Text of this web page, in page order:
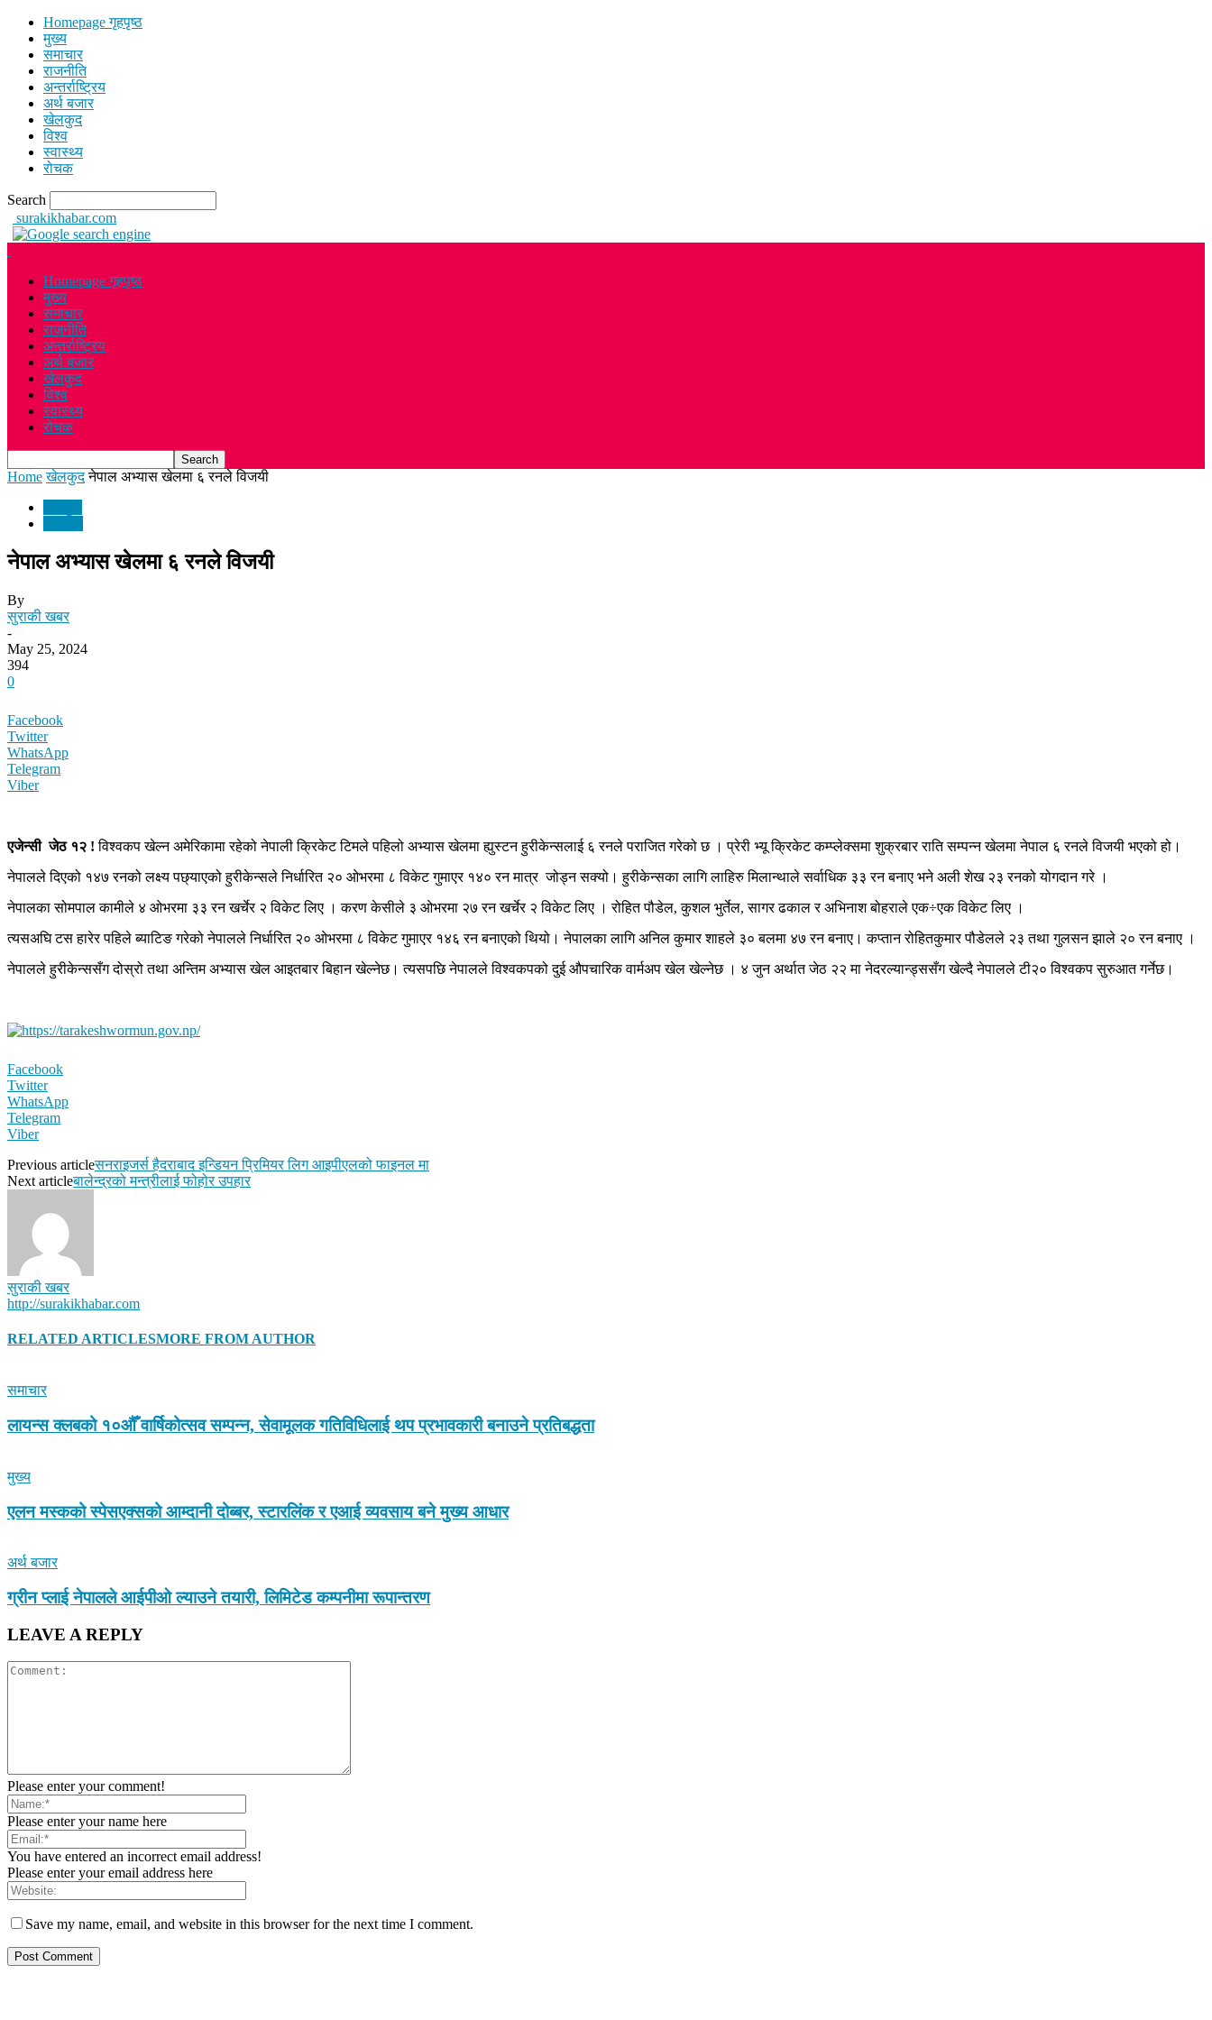
Homepage गृहपृष्ठ
मुख्य
समाचार
राजनीति
अन्तर्राष्ट्रिय
अर्थ बजार
खेलकुद
विश्व
स्वास्थ्य
रोचक
Search
surakikhabar.com
Homepage गृहपृष्ठ
मुख्य
समाचार
राजनीति
अन्तर्राष्ट्रिय
अर्थ बजार
खेलकुद
विश्व
स्वास्थ्य
रोचक
Home खेलकुद नेपाल अभ्यास खेलमा ६ रनले विजयी
नेपाल अभ्यास खेलमा ६ रनले विजयी
By
सुराकी खबर
-
May 25, 2024
394
0
Facebook
Twitter
WhatsApp
Telegram
Viber
एजेन्सी जेठ १२ ! विश्वकप खेल्न अमेरिकामा रहेको नेपाली क्रिकेट टिमले पहिलो अभ्यास खेलमा ह्युस्टन हुरीकेन्सलाई ६ रनले पराजित गरेको छ । प्रेरी भ्यू क्रिकेट कम्प्लेक्समा शुक्रबार राति सम्पन्न खेलमा नेपाल ६ रनले विजयी भएको हो।
नेपालले दिएको १४७ रनको लक्ष्य पछ्याएको हुरीकेन्सले निर्धारित २० ओभरमा ८ विकेट गुमाएर १४० रन मात्र जोड्न सक्यो। हुरीकेन्सका लागि लाहिरु मिलान्थाले सर्वाधिक ३३ रन बनाए भने अली शेख २३ रनको योगदान गरे ।
नेपालका सोमपाल कामीले ४ ओभरमा ३३ रन खर्चेर २ विकेट लिए । करण केसीले ३ ओभरमा २७ रन खर्चेर २ विकेट लिए । रोहित पौडेल, कुशल भुर्तेल, सागर ढकाल र अभिनाश बोहराले एक÷एक विकेट लिए ।
त्यसअघि टस हारेर पहिले ब्याटिङ गरेको नेपालले निर्धारित २० ओभरमा ८ विकेट गुमाएर १४६ रन बनाएको थियो। नेपालका लागि अनिल कुमार शाहले ३० बलमा ४७ रन बनाए। कप्तान रोहितकुमार पौडेलले २३ तथा गुलसन झाले २० रन बनाए ।
नेपालले हुरीकेन्ससँग दोस्रो तथा अन्तिम अभ्यास खेल आइतबार बिहान खेल्नेछ। त्यसपछि नेपालले विश्वकपको दुई औपचारिक वार्मअप खेल खेल्नेछ । ४ जुन अर्थात जेठ २२ मा नेदरल्यान्ड्ससँग खेल्दै नेपालले टी२० विश्वकप सुरुआत गर्नेछ।
Facebook
Twitter
WhatsApp
Telegram
Viber
Previous articleसनराइजर्स हैदराबाद इन्डियन प्रिमियर लिग आइपीएलको फाइनल मा
Next articleबालेन्द्रको मन्त्रीलाई फोहोर उपहार
सुराकी खबर
http://surakikhabar.com
RELATED ARTICLESMORE FROM AUTHOR
समाचार
लायन्स क्लबको १०औँ वार्षिकोत्सव सम्पन्न, सेवामूलक गतिविधिलाई थप प्रभावकारी बनाउने प्रतिबद्धता
मुख्य
एलन मस्कको स्पेसएक्सको आम्दानी दोब्बर, स्टारलिंक र एआई व्यवसाय बने मुख्य आधार
अर्थ बजार
ग्रीन प्लाई नेपालले आईपीओ ल्याउने तयारी, लिमिटेड कम्पनीमा रूपान्तरण
LEAVE A REPLY
Please enter your comment!
Please enter your name here
You have entered an incorrect email address!
Please enter your email address here
Save my name, email, and website in this browser for the next time I comment.